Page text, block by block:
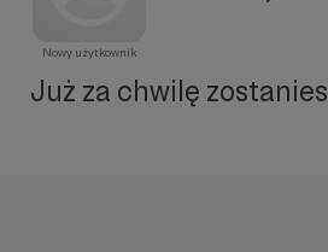
Nowy użytkownik
Już za chwilę